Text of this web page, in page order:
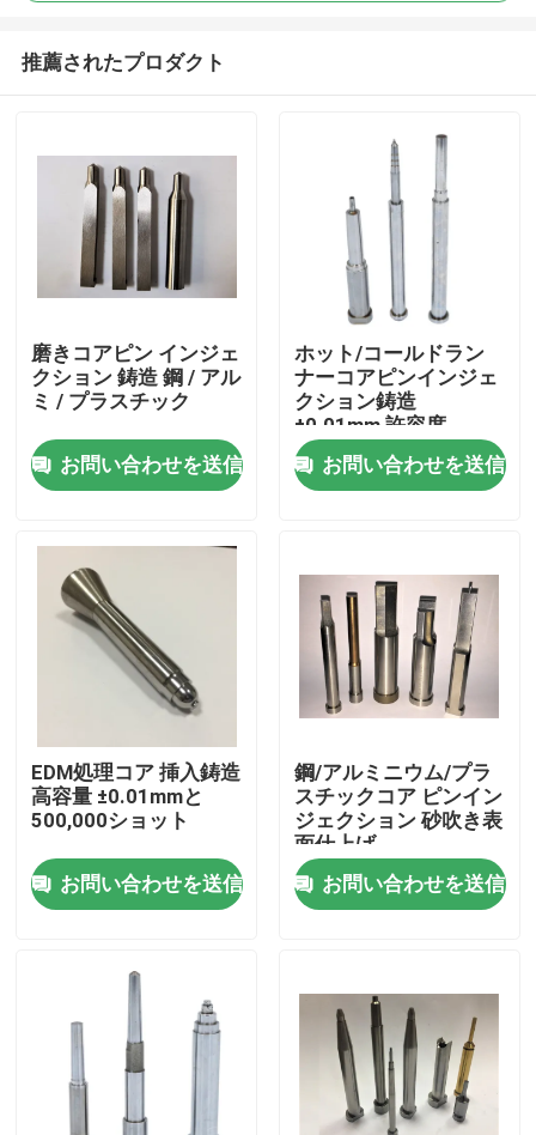
ホーム
接触
精密型の部品
プラスチック注入型の部品
イジェクターのピンおよび袖
穿孔器ピンは死ぬ
ブロックを見つけること
ガイド ピンおよびブッシュ
推薦されたプロダクト
磨きコアピン インジェ
クション 鋳造 鋼 / アル
ミ / プラスチック
お問い合わせを送信
ホット/コールドラン
ナーコアピンインジェ
クション鋳造
±0.01mm 許容度
お問い合わせを送信
EDM処理コア 挿入鋳造
高容量 ±0.01mmと
500,000ショット
お問い合わせを送信
鋼/アルミニウム/プラ
スチックコア ピンイン
ジェクション 砂吹き表
面仕上げ
お問い合わせを送信